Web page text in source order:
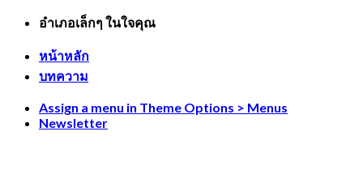
Skip
content
อำเภอเล็กๆ ในใจคุณ
หน้าหลัก
บทความ
Assign a menu in Theme Options > Menus
Newsletter